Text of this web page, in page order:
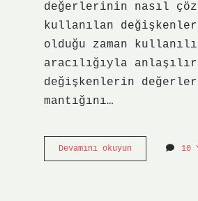
değerlerinin nasıl
kullanılan
olduğu zaman
aracılığıyla
değişkenlerin
mantığını…
Devamını okuyunPolinomun
mantığı
10